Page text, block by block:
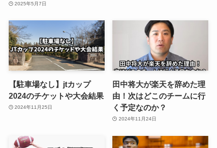
2025年5月7日
【駐車場なし】jtカップ
2024のチケットや大会結果
2024年11月25日
田中将大が楽天を辞めた理
由！次はどこのチームに行
く予定なのか？
2024年11月24日